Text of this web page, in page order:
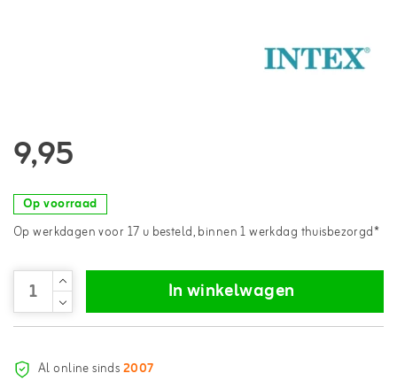
9,95
Op voorraad
Op werkdagen voor 17 u besteld, binnen 1 werkdag thuisbezorgd*
In winkelwagen
Al online sinds2007